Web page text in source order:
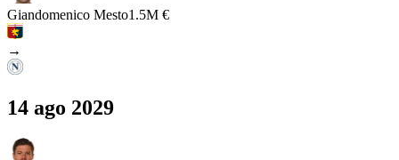
Giandomenico Mesto1.5M €
→
14 ago 2029